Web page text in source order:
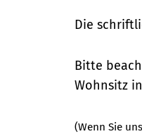
Die
Bitte
Wohnsitz
(Wenn Sie